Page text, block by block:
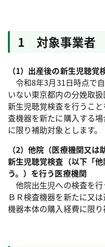
1 対象事業者
（1）出産後の新生児聴
令和8年3月31日時点で
いない東京都内の分娩取
新生児聴覚検査を行うこ
査機器を新たに購入する
に限り補助対象とします。
（2）他院（医療機関又
新生児聴覚検査（以下「
う。）を行う医療機関
他院出生児への検査を
ＢＲ検査機器を新たに又
機器本体の購入経費に限り